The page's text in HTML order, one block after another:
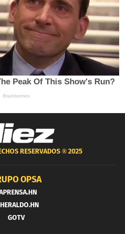
RESERVADOS ®2025
OPSA
GOTV